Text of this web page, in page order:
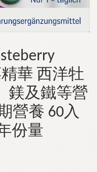
華 西洋牡
鎂及鐵等營
營養 60入
份量